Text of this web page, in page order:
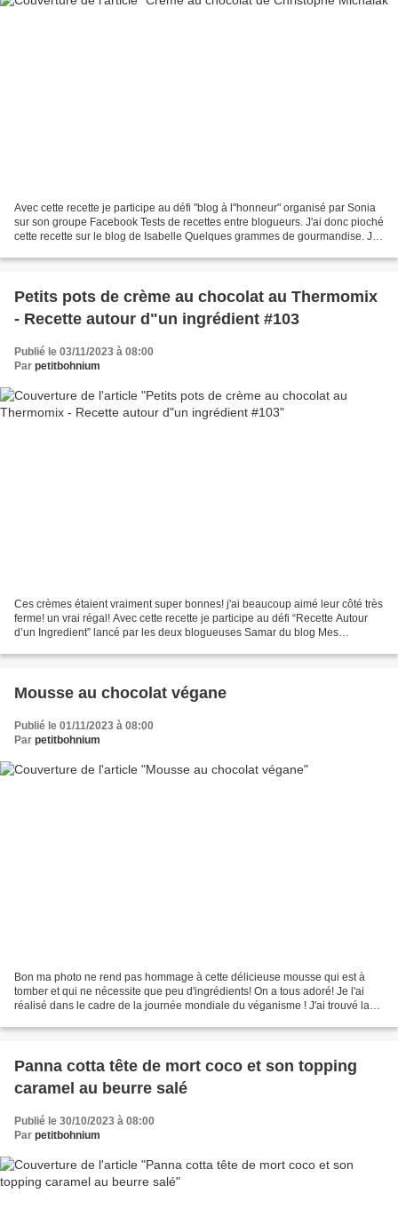
Avec cette recette je participe au défi "blog à l"honneur" organisé par Sonia
sur son groupe Facebook Tests de recettes entre blogueurs. J'ai donc pioché
cette recette sur le blog de Isabelle Quelques grammes de gourmandise. Je
Petits pots de crème au chocolat au Thermomix
- Recette autour d"un ingrédient #103
Publié le 03/11/2023 à 08:00
Par petitbohnium
Ces crèmes étaient vraiment super bonnes! j'ai beaucoup aimé leur côté très
ferme! un vrai régal! Avec cette recette je participe au défi “Recette Autour
d’un Ingredient” lancé par les deux blogueuses Samar du blog Mes
Mousse au chocolat végane
Publié le 01/11/2023 à 08:00
Par petitbohnium
Bon ma photo ne rend pas hommage à cette délicieuse mousse qui est à
tomber et qui ne nécessite que peu d'ingrédients! On a tous adoré! Je l'ai
réalisé dans le cadre de la journée mondiale du véganisme ! J'ai trouvé la
Panna cotta tête de mort coco et son topping
caramel au beurre salé
Publié le 30/10/2023 à 08:00
Par petitbohnium